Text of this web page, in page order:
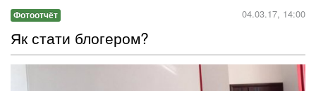
Незважаючи на постійні профілактичні заходи з боку Служби
порятунку щодо інформування населення про правила
безпеки у повсякденному житті. З початком весни поряд із
небезпеками, які не залежать від сезону, з’являються нові –
пожежі через спалювання сухостою, загроза потрапляння під
лід у зв’язку з його стрімким таненням...